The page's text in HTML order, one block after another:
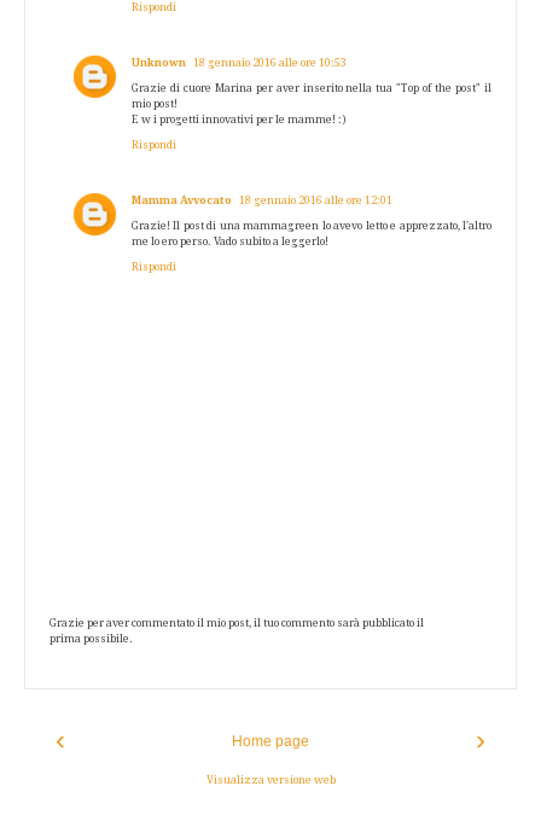
Rispondi
Unknown 18 gennaio 2016 alle ore 10:53
Grazie di cuore Marina per aver inserito nella tua "Top of the post" il
mio post!
E w i progetti innovativi per le mamme! :)
Rispondi
Mamma Avvocato 18 gennaio 2016 alle ore 12:01
Grazie! Il post di una mammagreen lo avevo letto e apprezzato, l'altro
me lo ero perso. Vado subito a leggerlo!
Rispondi
Grazie per aver commentato il mio post, il tuo commento sarà pubblicato il
prima possibile.
‹ ›
Home page
Visualizza versione web